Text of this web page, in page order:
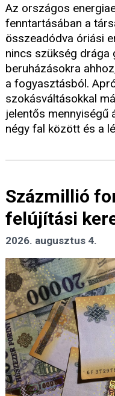
Az országos
fenntartásában a
összeadódva óriási
nincs szükség drága
beruházásokra
a fogyasztásból.
szokásváltásokkal
jelentős mennyiségű
négy fal között és a
Százmillió
felújítási
2026. augusztus 4.